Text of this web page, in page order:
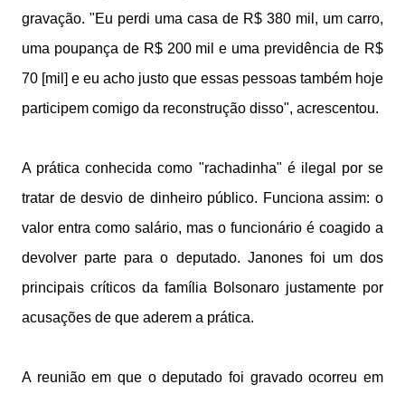
gravação. "Eu perdi uma casa de R$ 380 mil, um carro,
uma poupança de R$ 200 mil e uma previdência de R$
70 [mil] e eu acho justo que essas pessoas também hoje
participem comigo da reconstrução disso", acrescentou.
A prática conhecida como "rachadinha" é ilegal por se
tratar de desvio de dinheiro público. Funciona assim: o
valor entra como salário, mas o funcionário é coagido a
devolver parte para o deputado. Janones foi um dos
principais críticos da família Bolsonaro justamente por
acusações de que aderem a prática.
A reunião em que o deputado foi gravado ocorreu em